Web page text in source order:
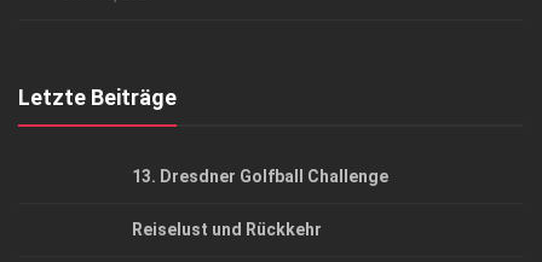
Letzte Beiträge
13. Dresdner Golfball Challenge
Reiselust und Rückkehr